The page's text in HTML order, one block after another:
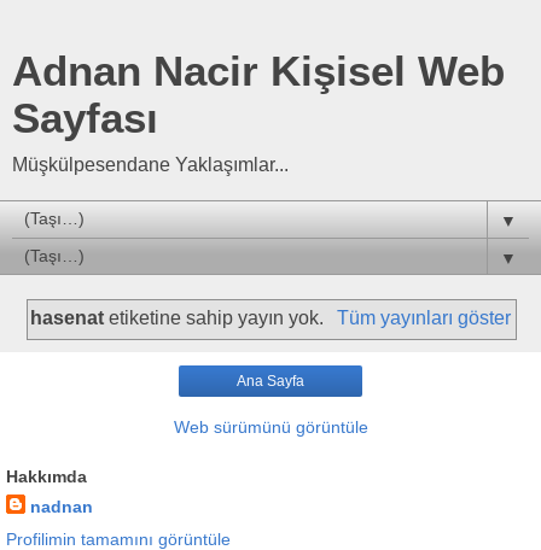
Adnan Nacir Kişisel Web
Sayfası
Müşkülpesendane Yaklaşımlar...
▼
▼
hasenat etiketine sahip yayın yok. Tüm yayınları göster
Ana Sayfa
Web sürümünü görüntüle
Hakkımda
nadnan
Profilimin tamamını görüntüle